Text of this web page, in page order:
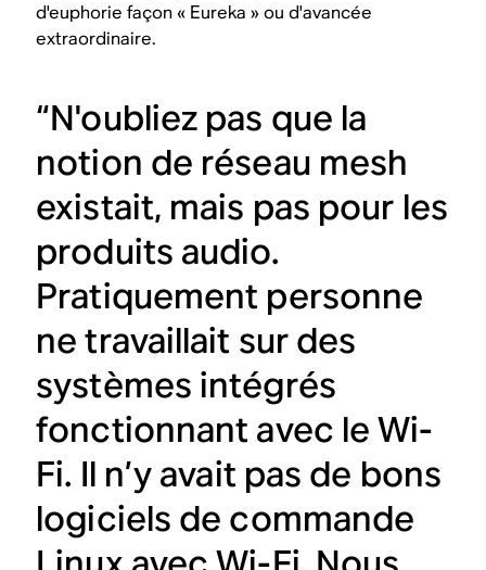
d'euphorie façon « Eureka » ou d'avancée
extraordinaire.
“N'oubliez pas que la
notion de réseau mesh
existait, mais pas pour les
produits audio.
Pratiquement personne
ne travaillait sur des
systèmes intégrés
fonctionnant avec le Wi-
Fi. Il n’y avait pas de bons
logiciels de commande